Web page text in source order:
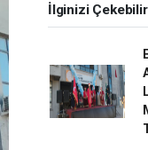
İlginizi Çekebilir